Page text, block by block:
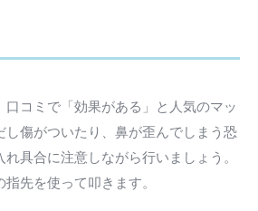
口コミで「効果がある」と人気のマッ
し傷がついたり、鼻が歪んでしまう恐
具合に注意しながら行いましょう。
先を使って叩きます。